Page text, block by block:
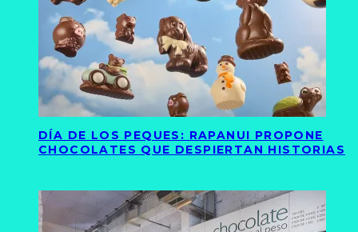
DÍA DE LOS PEQUES: RAPANUI PROPONE
CHOCOLATES QUE DESPIERTAN HISTORIAS